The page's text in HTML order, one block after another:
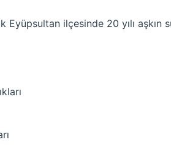
ilçesinde 20 yılı aşkın